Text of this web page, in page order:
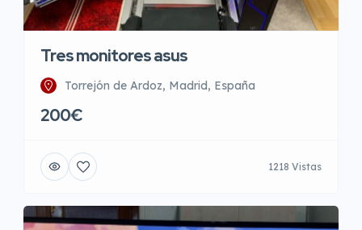
Tres monitores asus
Torrejón de Ardoz, Madrid, España
200€
1218 Vistas